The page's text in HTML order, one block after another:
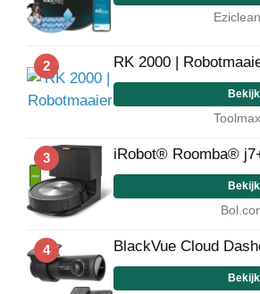
2 RK 2000 |
Bekijk
3 iRobot® Roomba®
Bekijk
4 BlackVue Cloud
Bekijk